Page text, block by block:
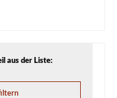
aus der Liste: